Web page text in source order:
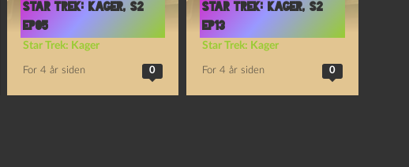
Star Trek: Kager, S2
Ep05
Star Trek: Kager
For 4 år siden 0
Star Trek: Kager, S2
Ep13
Star Trek: Kager
For 4 år siden 0